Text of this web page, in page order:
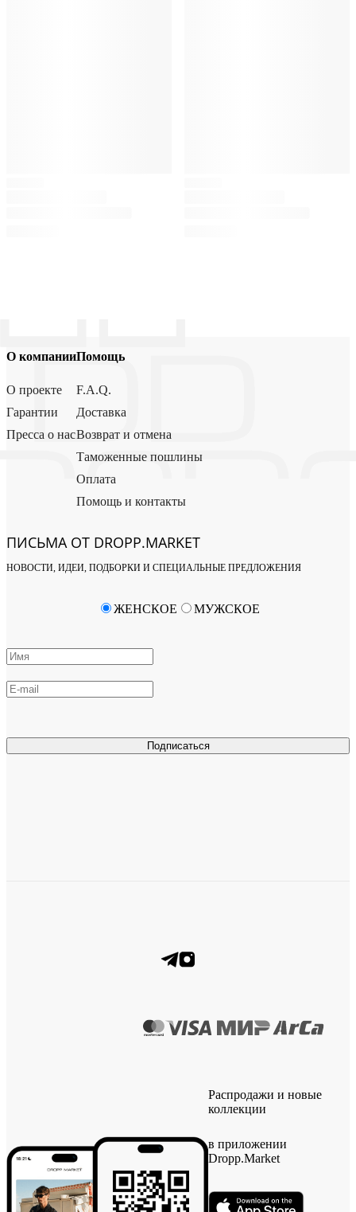
О компании
О проекте
Гарантии
Пресса о нас
Помощь
F.A.Q.
Доставка
Возврат и отмена
Таможенные пошлины
Оплата
Помощь и контакты
ПИСЬМА ОТ DROPP.MARKET
НОВОСТИ, ИДЕИ, ПОДБОРКИ И СПЕЦИАЛЬНЫЕ ПРЕДЛОЖЕНИЯ
Подписаться
ЖЕНСКОЕ МУЖСКОЕ
Распродажи и новые
коллекции
в приложении
Dropp.Market